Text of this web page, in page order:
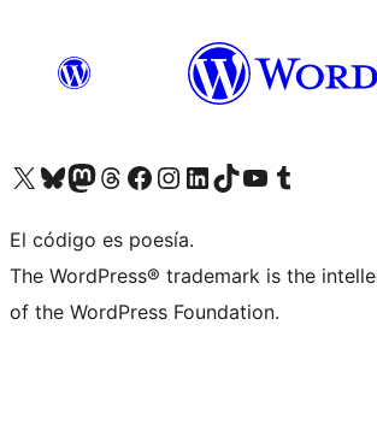
Visita nuestra cuenta de X (anteriormente Twitter)
Visita nuestra cuenta de Bluesky
Visita nuestra cuenta de Mastodon
Visita nuestra cuenta de Threads
Visita nuestra página de Facebook
Visita nuestra cuenta de Instagram
Visita nuestra cuenta de LinkedIn
Visita nuestra cuenta de TikTok
Visita nuestro canal de YouTube
Visita nuestra cuenta de Tumblr
El código es poesía.
The WordPress® trademark is the
of the WordPress Foundation.